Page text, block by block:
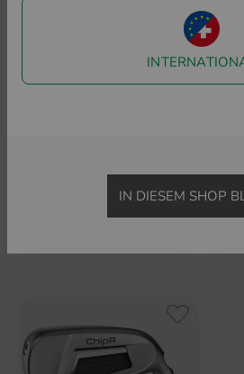
IN DIESEM SHOP